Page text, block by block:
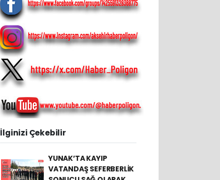
İlginizi Çekebilir
YUNAK’TA KAYIP
VATANDAŞ SEFERBERLİK